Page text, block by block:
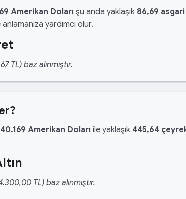
Amerikan Doları şu anda yaklaşık 86,69
yardımcı olur.
TL) baz alınmıştır.
40.169 Amerikan Doları ile yaklaşık 445,64
TL) baz alınmıştır.